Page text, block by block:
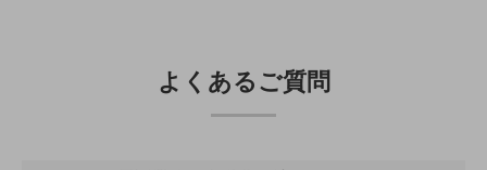
ご契約中サービスの一元管理
よくあるご質問